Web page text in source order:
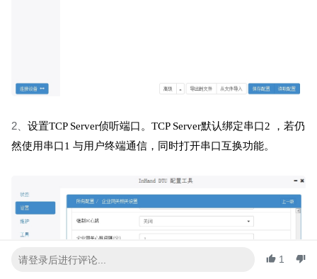
2、 设置TCP Server侦听端口。TCP Server默认绑定串口2 ，若仍
然使用串口1 与用户终端通信，同时打开串口互换功能。
1